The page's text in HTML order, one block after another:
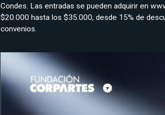
Condes. Las entradas se pueden adquirir en
$20.000 hasta los $35.000, desde 15% de
convenios.